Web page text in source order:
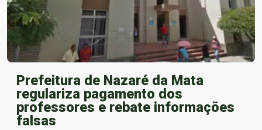
Prefeitura de Nazaré da Mata
regulariza pagamento dos
professores e rebate informações
falsas